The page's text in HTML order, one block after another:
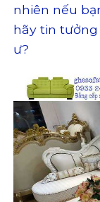
nhiên nếu
hãy tin tưởng
ư?